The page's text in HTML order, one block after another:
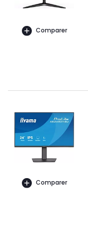
Comparer
Comparer